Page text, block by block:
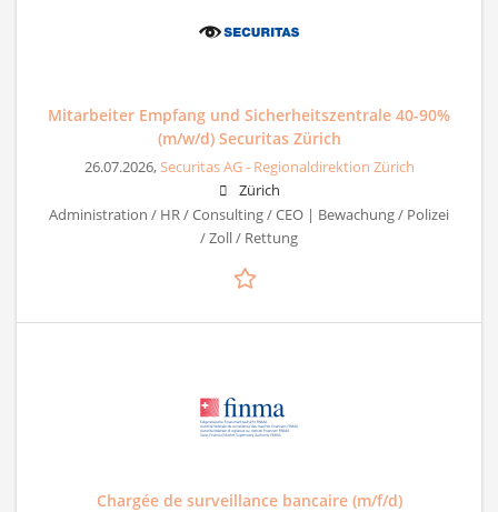
Mitarbeiter Empfang und Sicherheitszentrale 40-90%
(m/w/d) Securitas Zürich
26.07.2026,Securitas AG - Regionaldirektion Zürich
Zürich
Administration / HR / Consulting / CEO | Bewachung / Polizei
/ Zoll / Rettung
Chargée de surveillance bancaire (m/f/d)